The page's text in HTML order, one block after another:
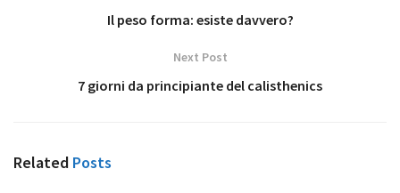
Il peso forma: esiste davvero?
Next Post
7 giorni da principiante del calisthenics
Related Posts